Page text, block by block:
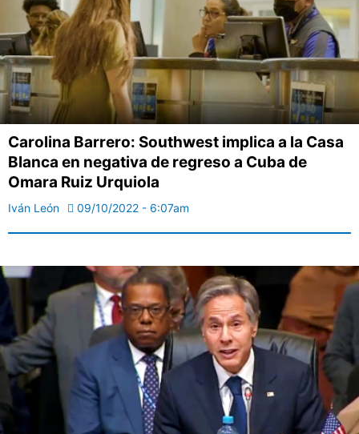
Carolina Barrero: Southwest implica a la Casa
Blanca en negativa de regreso a Cuba de
Omara Ruiz Urquiola
Iván León 09/10/2022 - 6:07am